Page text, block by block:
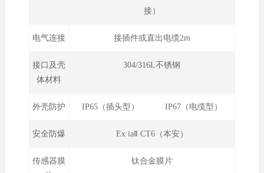
接）
电气连接 接插件或直出电缆2m
接口及壳
体材料
304/316L不锈钢
外壳防护 IP65（插头型） IP67（电缆型）
安全防爆 Ex iaⅡ CT6（本安）
传感器膜
钛合金膜片